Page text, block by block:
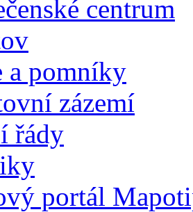
centrum
a pomníky
zázemí
řády
portál